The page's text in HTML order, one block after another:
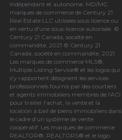
Indépendant et autonome. MD/MC
marques de commerce de Century 21
Real Estate LLC utilisées sous licence ou
en vertu d'une sous-licence autorisée. ©
Century 21 Canada, société en
commandite, 2021 © Century 21
Canada, société en commandite, 2021
Les marques de commerce MLS®,
Multiple Listing Service® et les logos qui
s'y rapportent désignent les services
professionnels fournis par des courtiers
et agents immobiliers membres de l'ACI
pour traiter l'achat, la vente et la
location à bail de biens immobiliers dans
le cadre d'un système de vente
coopératif. Les marques de commerce
REALTOR®, REALTORS® et le logo